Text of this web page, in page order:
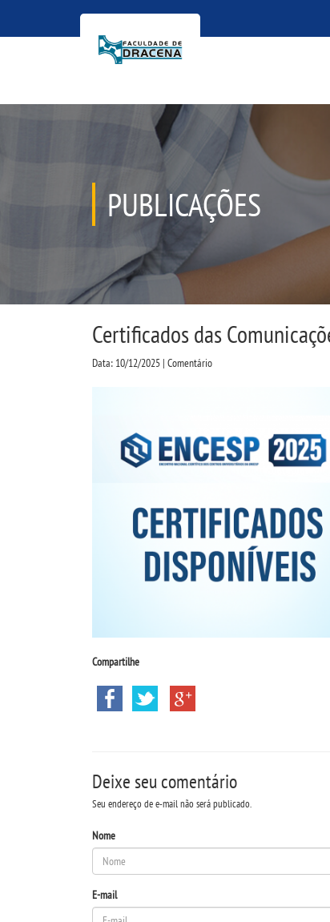
PUBLICAÇÕES
Certificados das
Data: 10/12/2025 | Comentário
Compartilhe
Deixe seu comentário
Seu endereço de e-mail não será publicado.
Nome
E-mail